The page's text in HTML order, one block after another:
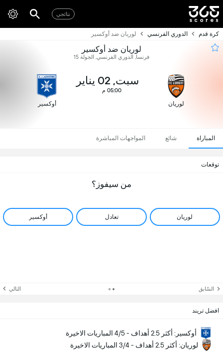
نتائجي
كرة قدم الدوري الفرنسي لوريان ضد أوكسير
لوريان ضد أوكسير
فرنسا, الدوري الفرنسي, الجولة 15
لوريان
سبت, 02 يناير
05:00 م
أوكسير
المباراة شائع المواجهات المباشرة
توقعات
من سيفوز؟
لوريان تعادل أوكسير
السّابق التالي
افضل تريند
أوكسير: أكثر 2.5 أهداف - 4/5 المباريات الاخيرة
لوريان: أكثر 2.5 أهداف - 3/4 المباريات الاخيرة